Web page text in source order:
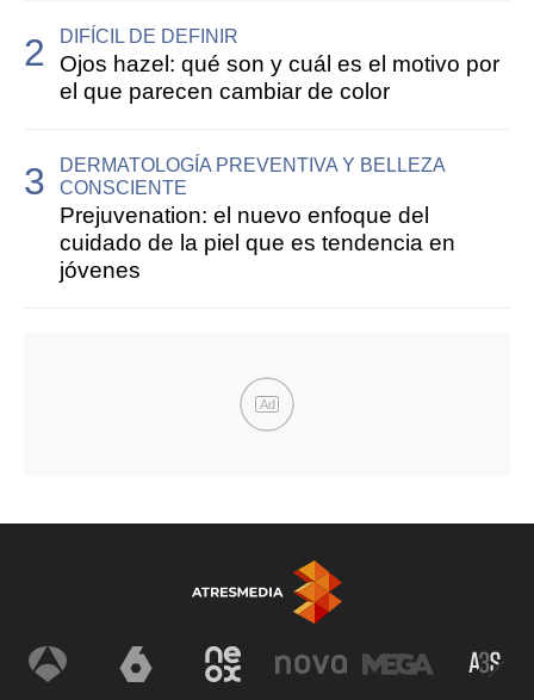
DIFÍCIL DE DEFINIR
Ojos hazel: qué son y cuál es el motivo por
el que parecen cambiar de color
DERMATOLOGÍA PREVENTIVA Y BELLEZA
CONSCIENTE
Prejuvenation: el nuevo enfoque del
cuidado de la piel que es tendencia en
jóvenes
Ad